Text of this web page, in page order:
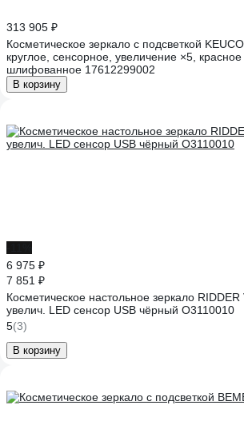
313 905 ₽
Косметическое зеркало с подсветкой
круглое, сенсорное, увеличение ×5, красное
шлифованное 17612299002
В корзину
6 975 ₽
7 851 ₽
Косметическое настольное зеркало
увелич. LED сенсор USB чёрный О3110010
5(3)
В корзину